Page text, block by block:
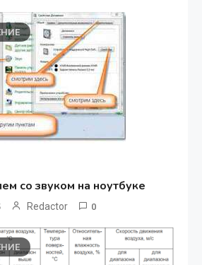
со звуком на ноутбуке
Redactor 0